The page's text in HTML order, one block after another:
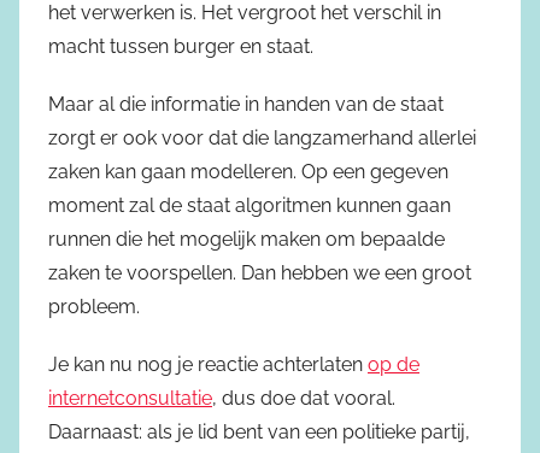
het verwerken is. Het vergroot het verschil in
macht tussen burger en staat.
Maar al die informatie in handen van de staat
zorgt er ook voor dat die langzamerhand allerlei
zaken kan gaan modelleren. Op een gegeven
moment zal de staat algoritmen kunnen gaan
runnen die het mogelijk maken om bepaalde
zaken te voorspellen. Dan hebben we een groot
probleem.
Je kan nu nog je reactie achterlaten op de
internetconsultatie, dus doe dat vooral.
Daarnaast: als je lid bent van een politieke partij,